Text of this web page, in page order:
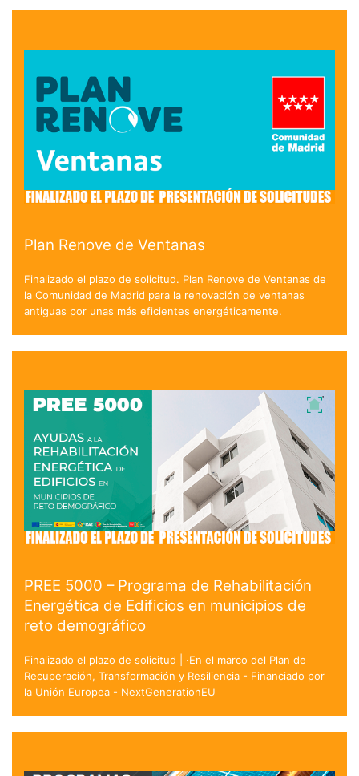
Plan Renove de Ventanas
Finalizado el plazo de solicitud. Plan Renove de Ventanas de
la Comunidad de Madrid para la renovación de ventanas
antiguas por unas más eficientes energéticamente.
PREE 5000 – Programa de Rehabilitación
Energética de Edificios en municipios de
reto demográfico
Finalizado el plazo de solicitud | ·En el marco del Plan de
Recuperación, Transformación y Resiliencia - Financiado por
la Unión Europea - NextGenerationEU